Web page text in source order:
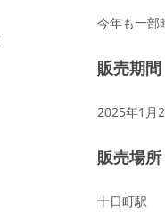
今年も一部
販売期
2025年1月
販売場所
十日町駅